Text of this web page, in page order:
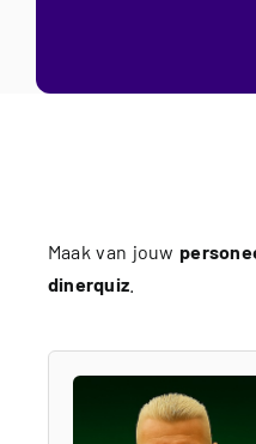
Maak van jouw
dinerquiz